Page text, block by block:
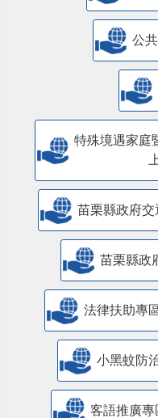
公
特殊境遇家庭
苗栗縣政府交
苗栗縣政
法律扶助專
小黑蚊防
客語推廣專